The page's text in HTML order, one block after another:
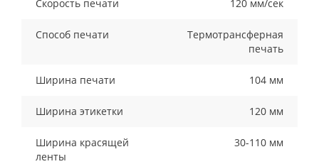
Скорость печати 120 мм/сек
Способ печати
Термотрансферная
печать
Ширина печати 104 мм
Ширина этикетки 120 мм
Ширина красящей
ленты
30-110 мм